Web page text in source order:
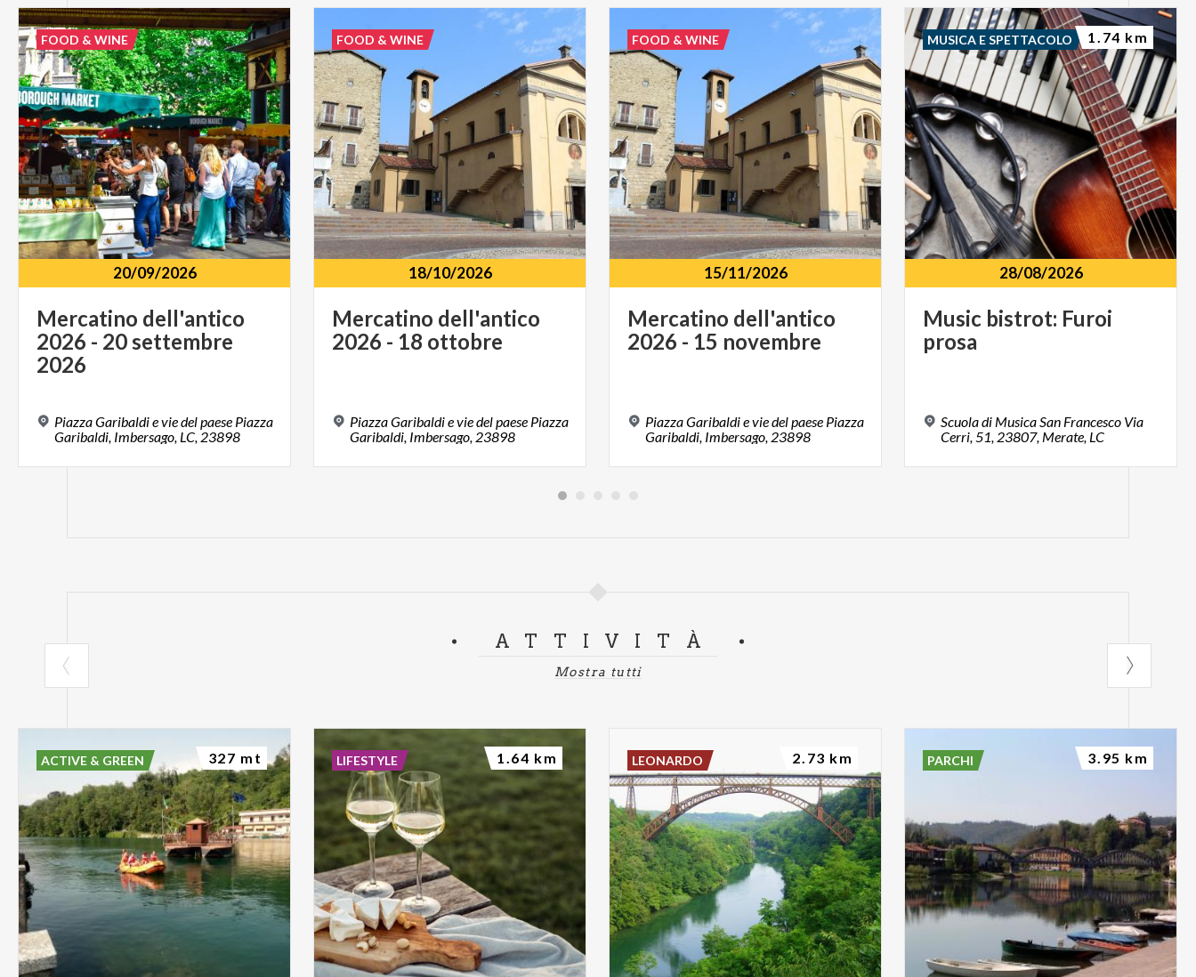
20/09/2026
Mercatino dell'antico
2026 - 20 settembre
2026
Piazza Garibaldi e vie del paese Piazza
Garibaldi, Imbersago, LC, 23898
FOOD & WINE
18/10/2026
Mercatino dell'antico
2026 - 18 ottobre
Piazza Garibaldi e vie del paese Piazza
Garibaldi, Imbersago, 23898
FOOD & WINE
15/11/2026
Mercatino dell'antico
2026 - 15 novembre
Piazza Garibaldi e vie del paese Piazza
Garibaldi, Imbersago, 23898
FOOD & WINE
28/08/2026
Music bistrot: Furoi
prosa
Scuola di Musica San Francesco Via
Cerri, 51, 23807, Merate, LC
MUSICA E SPETTACOLO 1.74 km
ATTIVITÀ
Mostra tutti
ACTIVE & GREEN 327 mt LIFESTYLE 1.64 km LEONARDO 2.73 km PARCHI 3.95 km